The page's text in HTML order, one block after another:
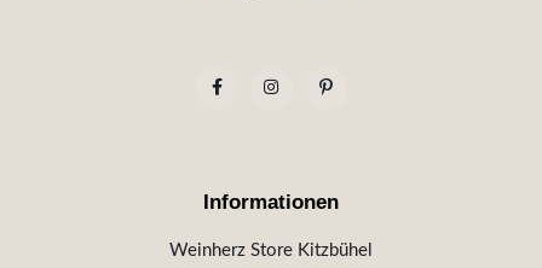
Informationen
Weinherz Store Kitzbühel